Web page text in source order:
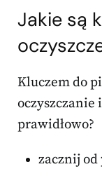
Jakie są
Kluczem do
oczyszczanie
prawidłowo?
zacznij od